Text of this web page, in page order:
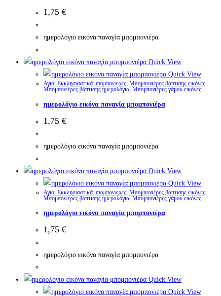
1,75 €
ημερολόγιο εικόνα παναγία μπομπονιέρα
Quick View
Quick View
Αγιοι Εκκλησιαστικά μπομπονιερες, Μπομπονιέρες βάπτισης εικόνες,
Μπομπονιέρες βάπτισης ημερολόγια, Μπομπονιέρες γάμου εικόνες
ημερολόγιο εικόνα παναγία μπομπονιέρα
1,75 €
ημερολόγιο εικόνα παναγία μπομπονιέρα
Quick View
Quick View
Αγιοι Εκκλησιαστικά μπομπονιερες Μπομπονιέρες βάπτισης εικόνες
Μπομπονιέρες βάπτισης ημερολόγια Μπομπονιέρες γάμου εικόνες
ημερολόγιο εικόνα παναγία μπομπονιέρα
1,75 €
ημερολόγιο εικόνα παναγία μπομπονιέρα
Quick View
Quick View